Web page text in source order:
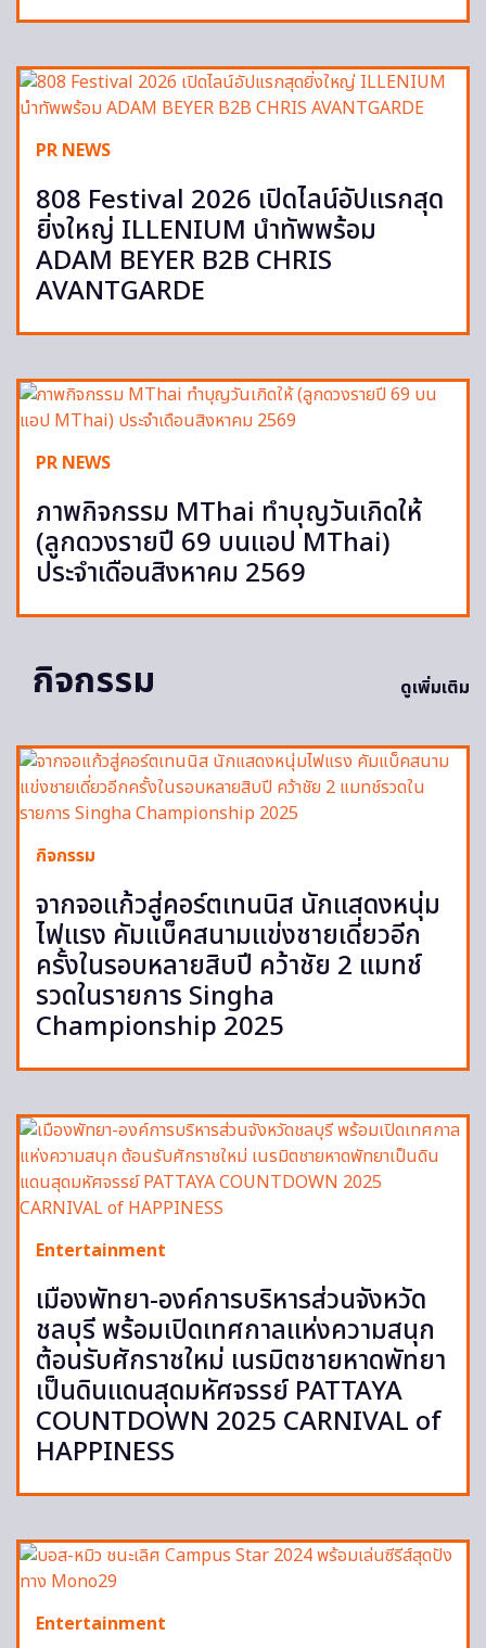
PR NEWS
808 Festival 2026 เปิดไลน์อัปแรกสุด
ยิ่งใหญ่ ILLENIUM นำทัพพร้อม
ADAM BEYER B2B CHRIS
AVANTGARDE
PR NEWS
ภาพกิจกรรม MThai ทำบุญวันเกิดให้
(ลูกดวงรายปี 69 บนแอป MThai)
ประจำเดือนสิงหาคม 2569
กิจกรรม ดูเพิ่มเติม
กิจกรรม
จากจอแก้วสู่คอร์ตเทนนิส นักแสดงหนุ่ม
ไฟแรง คัมแบ็คสนามแข่งชายเดี่ยวอีก
ครั้งในรอบหลายสิบปี คว้าชัย 2 แมทช์
รวดในรายการ Singha
Championship 2025
Entertainment
เมืองพัทยา-องค์การบริหารส่วนจังหวัด
ชลบุรี พร้อมเปิดเทศกาลแห่งความสนุก
ต้อนรับศักราชใหม่ เนรมิตชายหาดพัทยา
เป็นดินแดนสุดมหัศจรรย์ PATTAYA
COUNTDOWN 2025 CARNIVAL of
HAPPINESS
Entertainment